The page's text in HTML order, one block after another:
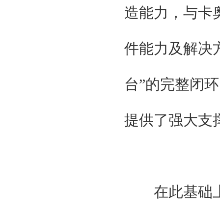
造能力，与卡
件能力及解决
台”的完整闭
提供了强大支
在此基础上